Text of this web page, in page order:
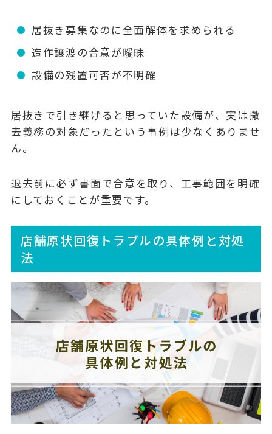
居抜き募集なのに全面解体を求められる
造作譲渡の合意が曖昧
設備の残置可否が不明確
居抜きで引き継げると思っていた設備が、実は撤
去義務の対象だったという事例は少なくありませ
ん。
退去前に必ず書面で合意を取り、工事範囲を明確
にしておくことが重要です。
店舗原状回復トラブルの具体例と対処
法